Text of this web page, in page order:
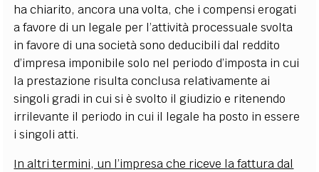
ha chiarito, ancora una volta, che i compensi erogati
a favore di un legale per l’attività processuale svolta
in favore di una società sono deducibili dal reddito
d’impresa imponibile solo nel periodo d’imposta in cui
la prestazione risulta conclusa relativamente ai
singoli gradi in cui si è svolto il giudizio e ritenendo
irrilevante il periodo in cui il legale ha posto in essere
i singoli atti.
In altri termini, un l’impresa che riceve la fattura dal